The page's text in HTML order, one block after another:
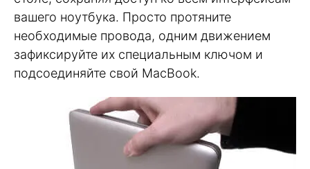
вашего ноутбука. Просто протяните
необходимые провода, одним движением
зафиксируйте их специальным ключом и
подсоединяйте свой MacBook.